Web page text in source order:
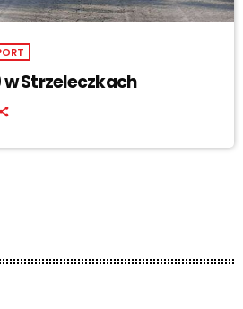
w Strzeleczkach